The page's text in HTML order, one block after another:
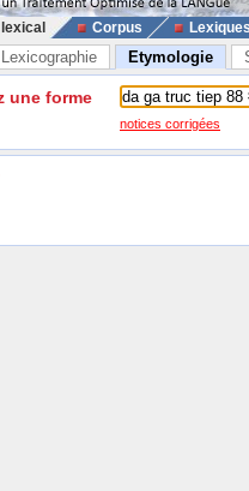
Corpus
Lexicographie Etymologie
une forme
notices corrigées